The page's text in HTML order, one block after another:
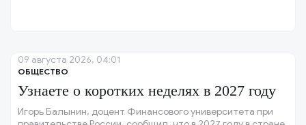
ОБЩЕСТВО
Узнаете о коротких неделях в 2027 году
Игорь Балынин, доцент Финансового университета при
09 августа 2026, 04:01